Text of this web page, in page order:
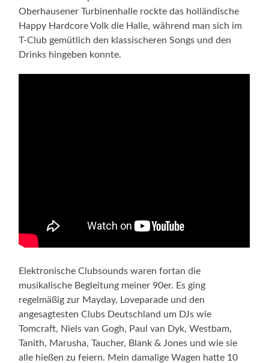
Oberhausener Turbinenhalle rockte das holländische
Happy Hardcore Volk die Halle, während man sich im
T-Club gemütlich den klassischeren Songs und den
Drinks hingeben konnte.
Elektronische Clubsounds waren fortan die
musikalische Begleitung meiner 90er. Es ging
regelmäßig zur Mayday, Loveparade und den
angesagtesten Clubs Deutschland um DJs wie
Tomcraft, Niels van Gogh, Paul van Dyk, Westbam,
Tanith, Marusha, Taucher, Blank & Jones und wie sie
alle hießen zu feiern. Mein damalige Wagen hatte 10